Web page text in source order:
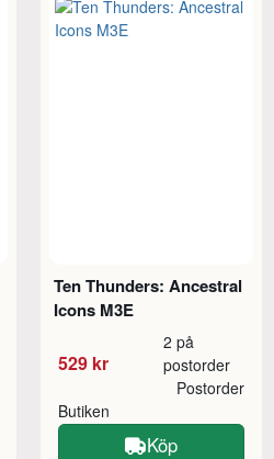
Ten Thunders: Ancestral
Icons M3E
529 kr
2 på
postorder
Butiken
Postorder
Köp